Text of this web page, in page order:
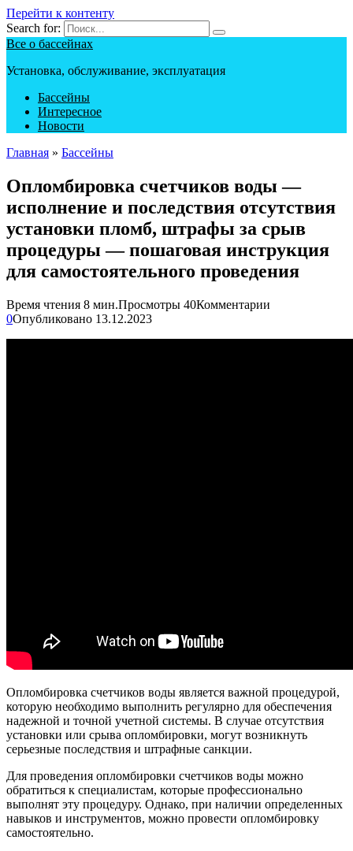
Перейти к контенту
Search for:
Все о бассейнах
Установка, обслуживание, эксплуатация
Бассейны
Интересное
Новости
Главная » Бассейны
Опломбировка счетчиков воды —
исполнение и последствия отсутствия
установки пломб, штрафы за срыв
процедуры — пошаговая инструкция
для самостоятельного проведения
Время чтения 8 мин.Просмотры 40Комментарии
0Опубликовано 13.12.2023
Опломбировка счетчиков воды является важной процедурой,
которую необходимо выполнить регулярно для обеспечения
надежной и точной учетной системы. В случае отсутствия
установки или срыва опломбировки, могут возникнуть
серьезные последствия и штрафные санкции.
Для проведения опломбировки счетчиков воды можно
обратиться к специалистам, которые профессионально
выполнят эту процедуру. Однако, при наличии определенных
навыков и инструментов, можно провести опломбировку
самостоятельно.